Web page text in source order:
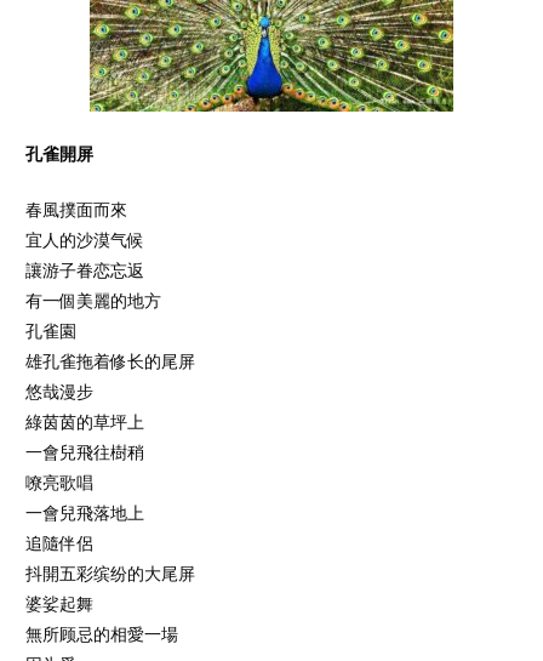
孔雀開屏
春風撲面而來
宜人的沙漠气候
讓游子眷恋忘返
有一個美麗的地方
孔雀園
雄孔雀拖着修长的尾屏
悠哉漫步
綠茵茵的草坪上
一會兒飛往樹稍
嘹亮歌唱
一會兒飛落地上
追隨伴侶
抖開五彩缤纷的大尾屏
婆娑起舞
無所顾忌的相愛一場